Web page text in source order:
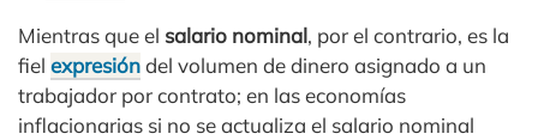
Mientras que el salario nominal, por el contrario, es la
fiel expresióndel volumen de dinero asignado a un
trabajador por contrato; en las economías
inflacionarias si no se actualiza el salario nominal